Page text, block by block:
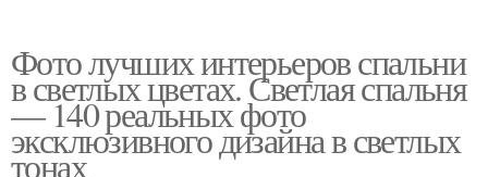
Фото лучших интерьеров спальни
в светлых цветах. Светлая спальня
— 140 реальных фото
эксклюзивного дизайна в светлых
тонах